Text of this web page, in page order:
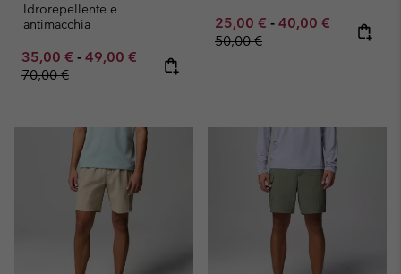
Idrorepellente e
antimacchia
Minimum sale price:
35,00 € - Maximum sale price:
49,00 € Regular price:
70,00 €
Minimum sale price:
25,00 € - Maximum sale
40,00 € Regular
50,00 €